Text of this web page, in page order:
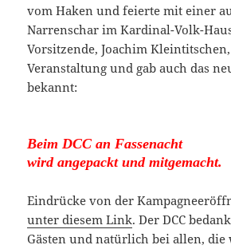
vom Haken und feierte mit einer
Narrenschar im Kardinal-Volk-
Vorsitzende, Joachim
Veranstaltung und gab auch das
bekannt:
Beim DCC an Fassenacht
wird angepackt und mitgemacht.
Eindrücke von der
unter diesem Link. Der DCC
Gästen und natürlich bei allen, die